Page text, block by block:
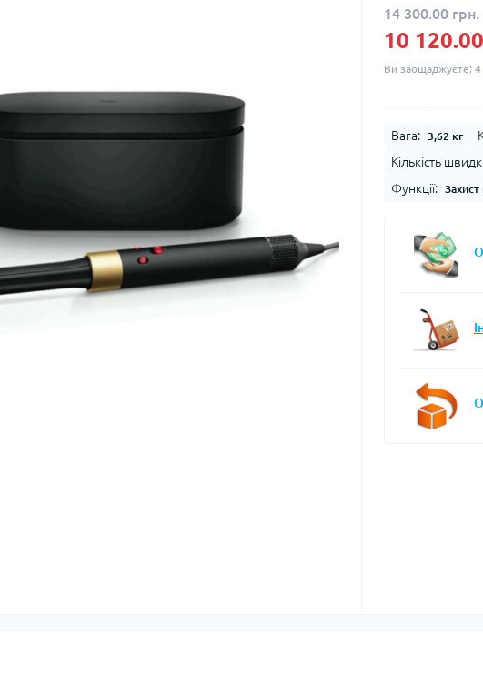
14 300.00 грн.
10
Ви заощаджуєте: 4
Вага: 3,62 кг
Кількість
Функції:
Захист